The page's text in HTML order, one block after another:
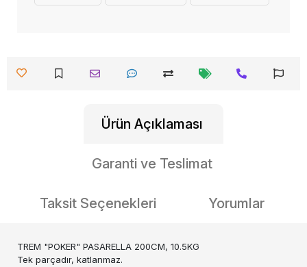
Ürün Açıklaması
Garanti ve Teslimat
Taksit Seçenekleri Yorumlar
TREM "POKER" PASARELLA 200CM, 10.5KG
Tek parçadır, katlanmaz.